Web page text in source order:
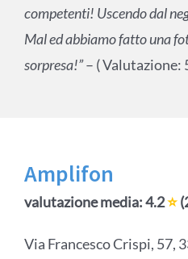
competenti! Uscendo dal
Mal ed abbiamo fatto una
sorpresa!”– ( Valutazione:
Amplifon
valutazione media: 4.2⭐
Via Francesco Crispi, 57,